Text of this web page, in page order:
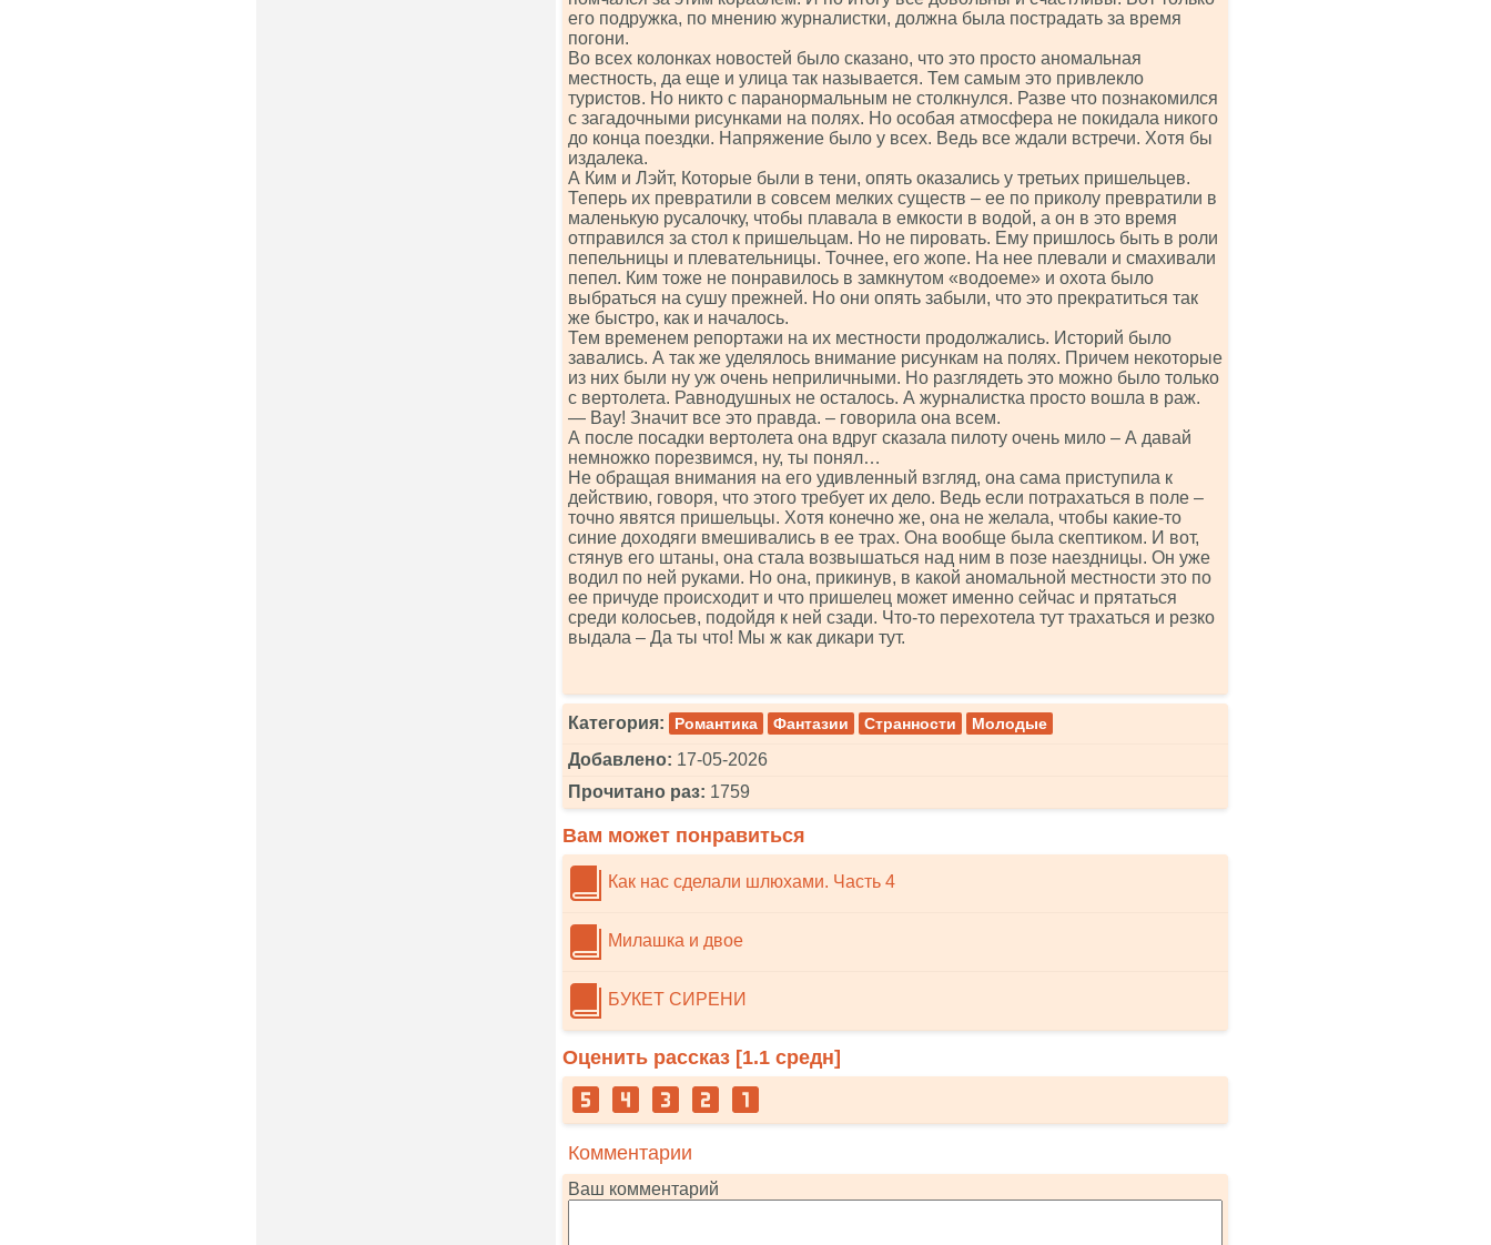
его подружка, по мнению журналистки, должна была пострадать за время
погони.
Во всех колонках новостей было сказано, что это просто аномальная
местность, да еще и улица так называется. Тем самым это привлекло
туристов. Но никто с паранормальным не столкнулся. Разве что познакомился
с загадочными рисунками на полях. Но особая атмосфера не покидала никого
до конца поездки. Напряжение было у всех. Ведь все ждали встречи. Хотя бы
издалека.
А Ким и Лэйт, Которые были в тени, опять оказались у третьих пришельцев.
Теперь их превратили в совсем мелких существ – ее по приколу превратили в
маленькую русалочку, чтобы плавала в емкости в водой, а он в это время
отправился за стол к пришельцам. Но не пировать. Ему пришлось быть в роли
пепельницы и плевательницы. Точнее, его жопе. На нее плевали и смахивали
пепел. Ким тоже не понравилось в замкнутом «водоеме» и охота было
выбраться на сушу прежней. Но они опять забыли, что это прекратиться так
же быстро, как и началось.
Тем временем репортажи на их местности продолжались. Историй было
завались. А так же уделялось внимание рисункам на полях. Причем некоторые
из них были ну уж очень неприличными. Но разглядеть это можно было только
с вертолета. Равнодушных не осталось. А журналистка просто вошла в раж.
— Вау! Значит все это правда. – говорила она всем.
А после посадки вертолета она вдруг сказала пилоту очень мило – А давай
немножко порезвимся, ну, ты понял…
Не обращая внимания на его удивленный взгляд, она сама приступила к
действию, говоря, что этого требует их дело. Ведь если потрахаться в поле –
точно явятся пришельцы. Хотя конечно же, она не желала, чтобы какие-то
синие доходяги вмешивались в ее трах. Она вообще была скептиком. И вот,
стянув его штаны, она стала возвышаться над ним в позе наездницы. Он уже
водил по ней руками. Но она, прикинув, в какой аномальной местности это по
ее причуде происходит и что пришелец может именно сейчас и прятаться
среди колосьев, подойдя к ней сзади. Что-то перехотела тут трахаться и резко
выдала – Да ты что! Мы ж как дикари тут.
Категория: Романтика Фантазии Странности Молодые
Добавлено: 17-05-2026
Прочитано раз: 1759
Вам может понравиться
Как нас сделали шлюхами. Часть 4
Милашка и двое
БУКЕТ СИРЕНИ
Оценить рассказ [1.1 средн]
Комментарии
Ваш комментарий